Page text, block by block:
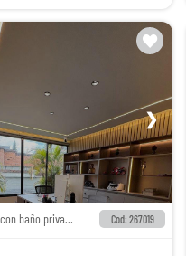
❯
Hermosa oficina con baño privado, totalmente remodelada y dotada con lo mas exclusivo Cod: 267019